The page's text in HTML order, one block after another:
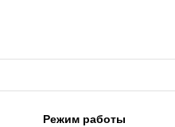
Режим работы